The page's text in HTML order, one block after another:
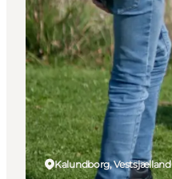
Kalundborg, Vestsjælland